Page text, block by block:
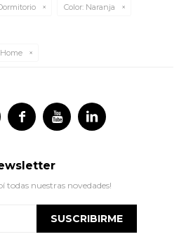
Color: Naranja
Home
  
todas nuestras novedades!
SUSCRIBIRME